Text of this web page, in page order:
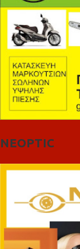
NEOPTIC